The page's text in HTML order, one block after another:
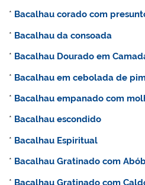
* Bacalhau corado com
* Bacalhau da consoada
* Bacalhau Dourado em
* Bacalhauem cebolada de
* Bacalhau empanado com
* Bacalhau escondido
* Bacalhau Espiritual
* Bacalhau Gratinado com
* Bacalhau Gratinado com